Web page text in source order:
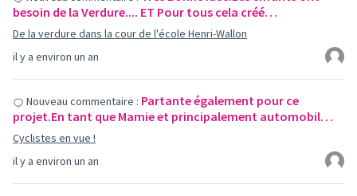
il y a environ un an
besoin de la Verdure.... ET Pour tous cela créé…
De la verdure dans la cour de l'école Henri-Wallon
il y a environ un an
Nouveau commentaire : Partante également pour ce
projet.En tant que Mamie et principalement automobil…
Cyclistes en vue !